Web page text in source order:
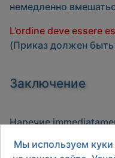
немедленно
L’ordine deve essere
(Приказ должен
Заключение
Наречие
используется в
Мы используем